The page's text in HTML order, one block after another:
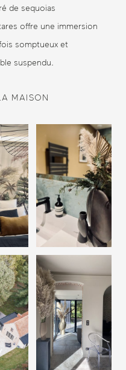
de sequoias
offre une immersion
somptueux et
suspendu.
MAISON